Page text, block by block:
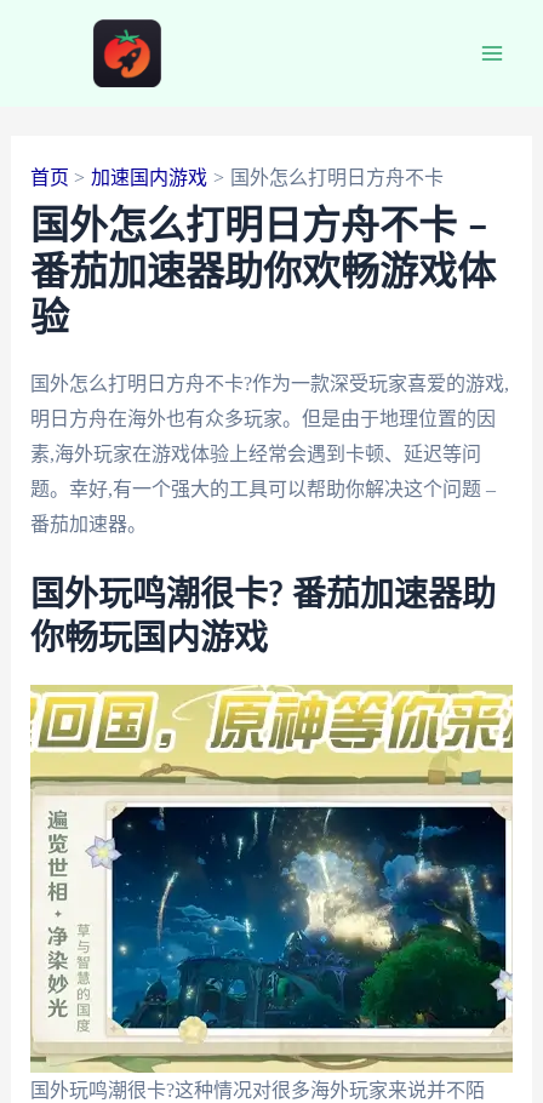
首页 加速国内游戏 国外怎么打明日方舟不卡
国外怎么打明日方舟不卡 –
番茄加速器助你欢畅游戏体
验
国外怎么打明日方舟不卡?作为一款深受玩家喜爱的游戏,
明日方舟在海外也有众多玩家。但是由于地理位置的因
素,海外玩家在游戏体验上经常会遇到卡顿、延迟等问
题。幸好,有一个强大的工具可以帮助你解决这个问题 –
番茄加速器。
国外玩鸣潮很卡? 番茄加速器助
你畅玩国内游戏
国外玩鸣潮很卡?这种情况对很多海外玩家来说并不陌